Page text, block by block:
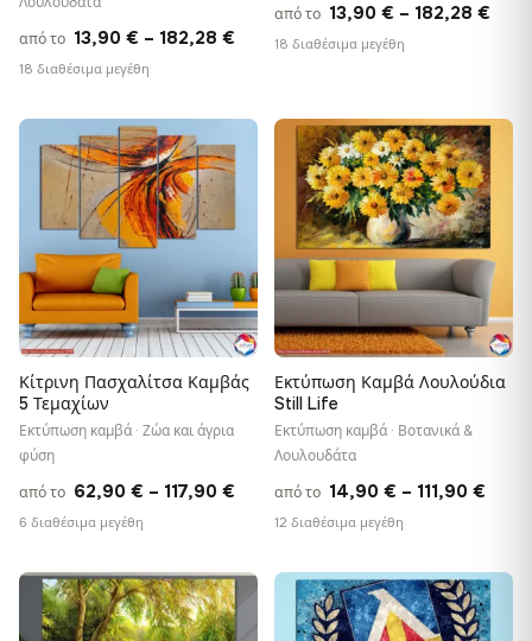
από το 13,90 € – 182,28 € Price
through
182,28 €
18 διαθέσιμα μεγέθη
από το 13,90 € – 182,28 €
18 διαθέσιμα μεγέθη
♡
Κίτρινη Πασχαλίτσα Καμβάς
5 Τεμαχίων
Εκτύπωση καμβά · Ζώα και άγρια
φύση
από το 62,90 € – 117,90 € Price
range:
through
117,90 €
6 διαθέσιμα μεγέθη
♡
Εκτύπωση Καμβά Λουλούδια
Still Life
Εκτύπωση καμβά · Βοτανικά &
Λουλουδάτα
από το 14,90 € – 111,90 €
12 διαθέσιμα μεγέθη
♡ ♡